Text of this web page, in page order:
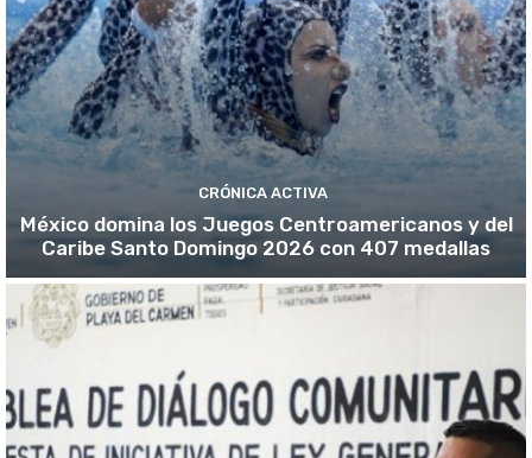
CRÓNICA ACTIVA
México domina los Juegos Centroamericanos y del
Caribe Santo Domingo 2026 con 407 medallas